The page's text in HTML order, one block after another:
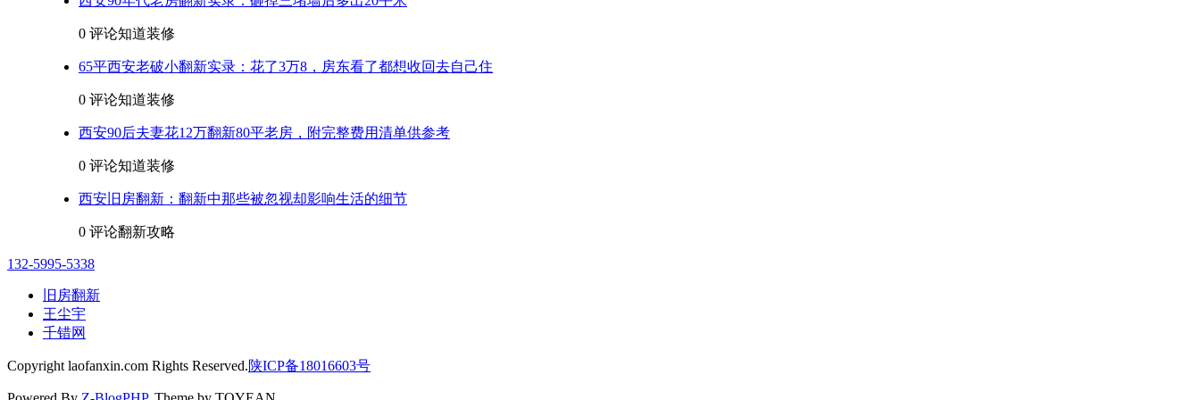
0 评论知道装修
65平西安老破小翻新实录：花了3万8，房东看了都想收回去自己住
0 评论知道装修
西安90后夫妻花12万翻新80平老房，附完整费用清单供参考
0 评论知道装修
西安旧房翻新：翻新中那些被忽视却影响生活的细节
0 评论翻新攻略
132-5995-5338
旧房翻新
王尘宇
千错网
Copyright laofanxin.com Rights Reserved.陕ICP备18016603号